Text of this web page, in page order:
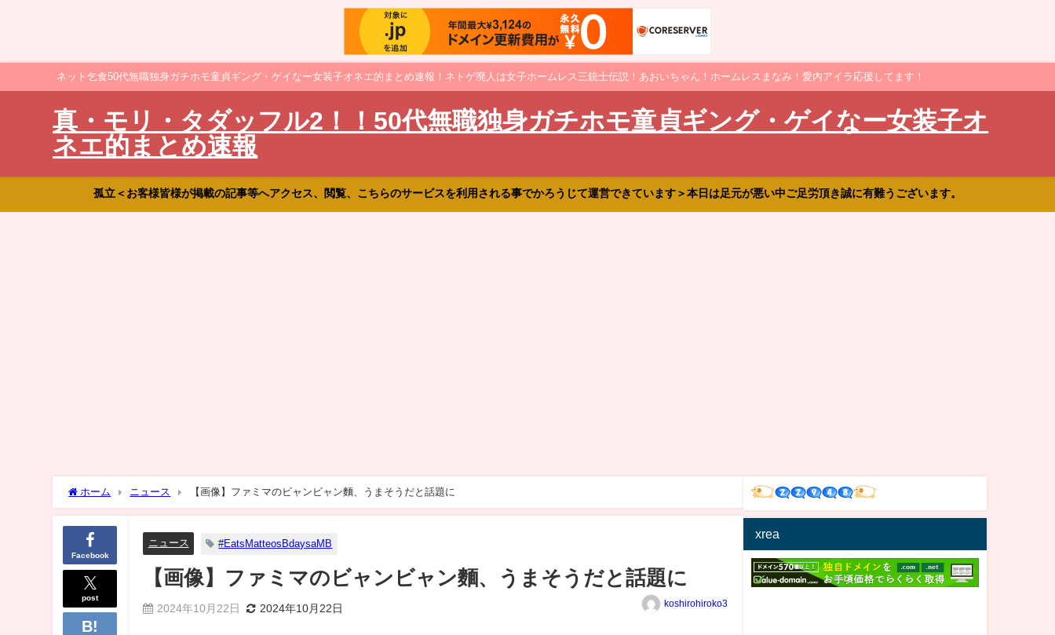
ネット乞食50代無職独身ガチホモ童貞ギング・ゲイなー女装子オネエ的まとめ速報！ネトゲ廃人は女子ホームレス三銃士伝説！あおいちゃん！ホームレスまなみ！愛内アイラ応援してます！
真・モリ・タダッフル2！！50代無職独身ガチホモ童貞ギング・ゲイなー女装子オ
ネエ的まとめ速報
孤立＜お客様皆様が掲載の記事等へアクセス、閲覧、こちらのサービスを利用される事でかろうじて運営できています＞本日は足元が悪い中ご足労頂き誠に有難うございます。
ホーム ニュース 【画像】ファミマのビャンビャン麵、うまそうだと話題に
Facebook
post
ニュース #EatsMatteosBdaysaMB
【画像】ファミマのビャンビャン麵、うまそうだと話題に
2024年10月22日 2024年10月22日 koshirohiroko3
xrea